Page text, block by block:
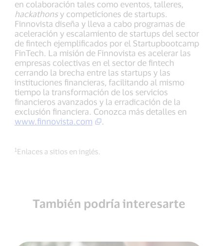
en colaboración tales como eventos, talleres,
hackathons y competiciones de startups.
Finnovista diseña y lleva a cabo programas de
aceleración y escalamiento de startups del sector
de fintech ejemplificados por el Startupbootcamp
FinTech. La misión de Finnovista es acelerar las
empresas colectivas en el sector de fintech
cerrando la brecha entre las startups y las
instituciones financieras, facilitando al mismo
tiempo la transformación de los servicios
financieros avanzados y la erradicación de la
exclusión financiera. Conozca más detalles en
www.finnovista.com
.
1 Enlaces a sitios en inglés.
También podría interesarte